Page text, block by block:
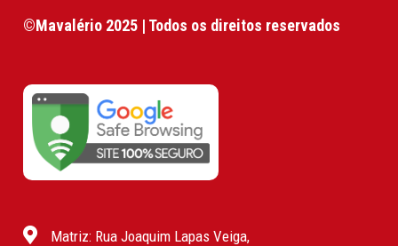
©Mavalério 2025 | Todos os direitos reservados
Matriz: Rua Joaquim Lapas Veiga,